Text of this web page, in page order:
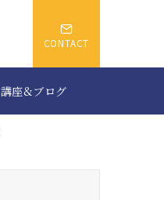
CONTACT
講座&ブログ